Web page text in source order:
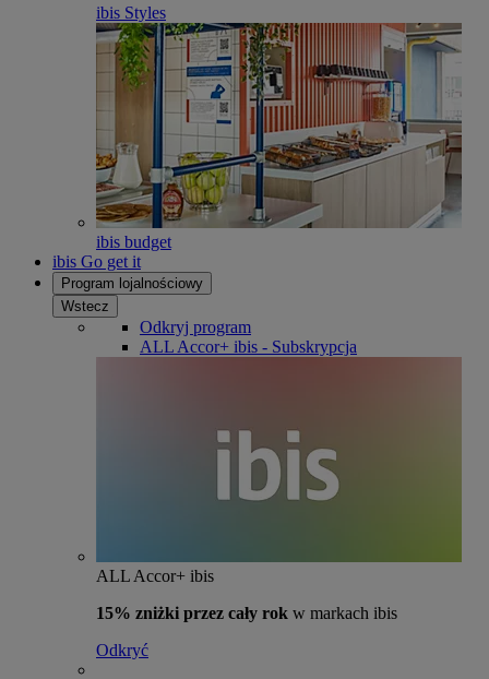
ibis Styles
ibis budget
ibis Go get it
Program lojalnościowy
Wstecz
Odkryj program
ALL Accor+ ibis - Subskrypcja
ALL Accor+ ibis
15% zniżki przez cały rok w markach ibis
Odkryć